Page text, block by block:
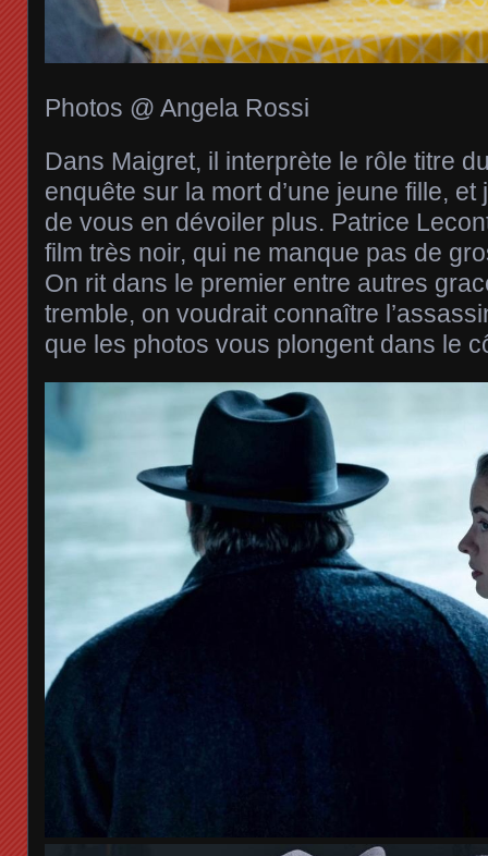
Photos @ Angela Rossi
Dans Maigret, il interprète le rôle titre
enquête sur la mort d’une jeune fille,
de vous en dévoiler plus. Patrice
film très noir, qui ne manque pas de
On rit dans le premier entre autres
tremble, on voudrait connaître
que les photos vous plongent dans le